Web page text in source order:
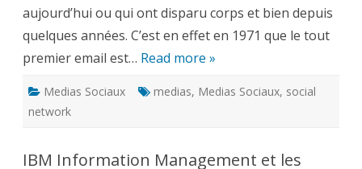
aujourd’hui ou qui ont disparu corps et bien depuis
quelques années. C’est en effet en 1971 que le tout
premier email est… Read more »
Medias Sociaux medias, Medias Sociaux, social
network
IBM Information Management et les